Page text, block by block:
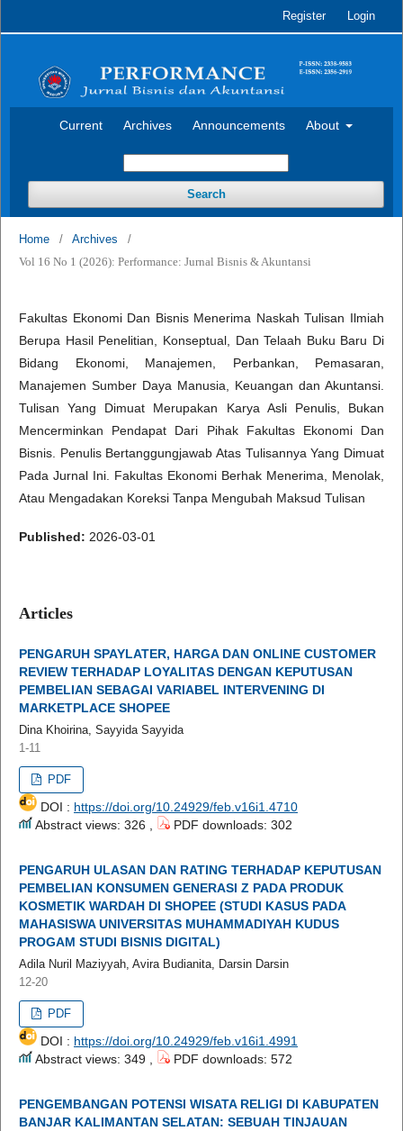
Current Archives Announcements About
Search
Register Login
Home / Archives
/
Vol 16 No 1 (2026): Performance: Jurnal Bisnis & Akuntansi
Fakultas Ekonomi Dan Bisnis Menerima Naskah Tulisan Ilmiah
Berupa Hasil Penelitian, Konseptual, Dan Telaah Buku Baru Di
Bidang Ekonomi, Manajemen, Perbankan, Pemasaran,
Manajemen Sumber Daya Manusia, Keuangan dan Akuntansi.
Tulisan Yang Dimuat Merupakan Karya Asli Penulis, Bukan
Mencerminkan Pendapat Dari Pihak Fakultas Ekonomi Dan
Bisnis. Penulis Bertanggungjawab Atas Tulisannya Yang Dimuat
Pada Jurnal Ini. Fakultas Ekonomi Berhak Menerima, Menolak,
Atau Mengadakan Koreksi Tanpa Mengubah Maksud Tulisan
Published: 2026-03-01
Articles
PENGARUH SPAYLATER, HARGA DAN ONLINE CUSTOMER
REVIEW TERHADAP LOYALITAS DENGAN KEPUTUSAN
PEMBELIAN SEBAGAI VARIABEL INTERVENING DI
MARKETPLACE SHOPEE
Dina Khoirina, Sayyida Sayyida
1-11
PDF
DOI : https://doi.org/10.24929/feb.v16i1.4710
Abstract views: 326 ,
PDF downloads: 302
PENGARUH ULASAN DAN RATING TERHADAP KEPUTUSAN
PEMBELIAN KONSUMEN GENERASI Z PADA PRODUK
KOSMETIK WARDAH DI SHOPEE (STUDI KASUS PADA
MAHASISWA UNIVERSITAS MUHAMMADIYAH KUDUS
PROGAM STUDI BISNIS DIGITAL)
Adila Nuril Maziyyah, Avira Budianita, Darsin Darsin
12-20
PDF
DOI : https://doi.org/10.24929/feb.v16i1.4991
Abstract views: 349 ,
PDF downloads: 572
PENGEMBANGAN POTENSI WISATA RELIGI DI KABUPATEN
BANJAR KALIMANTAN SELATAN: SEBUAH TINJAUAN